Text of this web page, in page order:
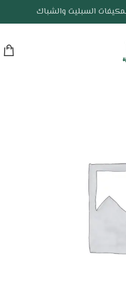
السبليت والشباك